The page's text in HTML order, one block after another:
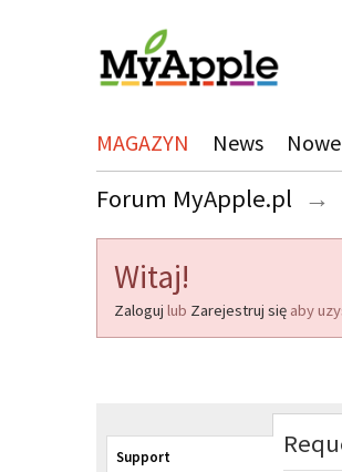
MAGAZYN News
Forum MyApple.pl →
Witaj!
Zaloguj lub Zarejestruj się aby
Support